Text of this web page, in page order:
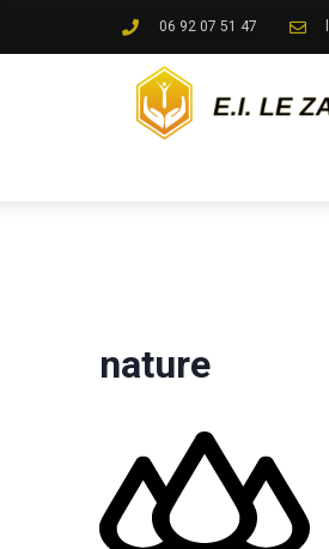
06 92 07 51 47
nature